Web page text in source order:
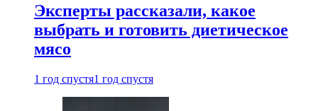
Эксперты рассказали, какое
выбрать и готовить диетическое
мясо
1 год спустя1 год спустя